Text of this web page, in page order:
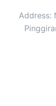
Address: